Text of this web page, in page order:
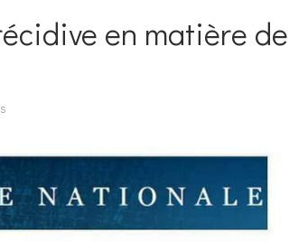
en matière de